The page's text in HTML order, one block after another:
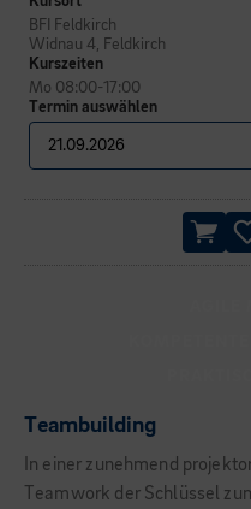
BFI Feldkirch
Widnau 4, Feldkirch
Termin auswählen
Kurszeiten
Mo 08:00-17:00
Teambuilding
In einer zunehmend
Teamwork der Schlüssel